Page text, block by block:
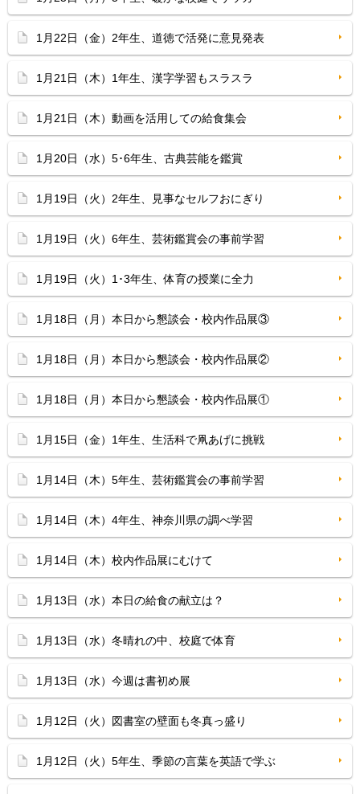
1月22日（金）2年生、道徳で活発に意見発表
1月21日（木）1年生、漢字学習もスラスラ
1月21日（木）動画を活用しての給食集会
1月20日（水）5･6年生、古典芸能を鑑賞
1月19日（火）2年生、見事なセルフおにぎり
1月19日（火）6年生、芸術鑑賞会の事前学習
1月19日（火）1･3年生、体育の授業に全力
1月18日（月）本日から懇談会・校内作品展③
1月18日（月）本日から懇談会・校内作品展②
1月18日（月）本日から懇談会・校内作品展①
1月15日（金）1年生、生活科で凧あげに挑戦
1月14日（木）5年生、芸術鑑賞会の事前学習
1月14日（木）4年生、神奈川県の調べ学習
1月14日（木）校内作品展にむけて
1月13日（水）本日の給食の献立は？
1月13日（水）冬晴れの中、校庭で体育
1月13日（水）今週は書初め展
1月12日（火）図書室の壁面も冬真っ盛り
1月12日（火）5年生、季節の言葉を英語で学ぶ